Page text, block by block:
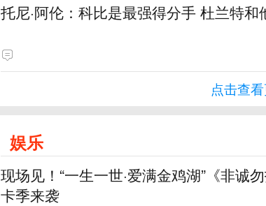
托尼·阿伦：科比是最强得分手 杜兰特和
点击查
娱乐
现场见！“一生一世·爱满金鸡湖”《非诚
卡季来袭